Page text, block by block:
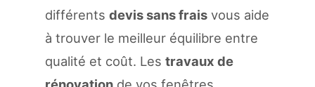
différents devis sans frais vous aide
à trouver le meilleur équilibre entre
qualité et coût. Les travaux de